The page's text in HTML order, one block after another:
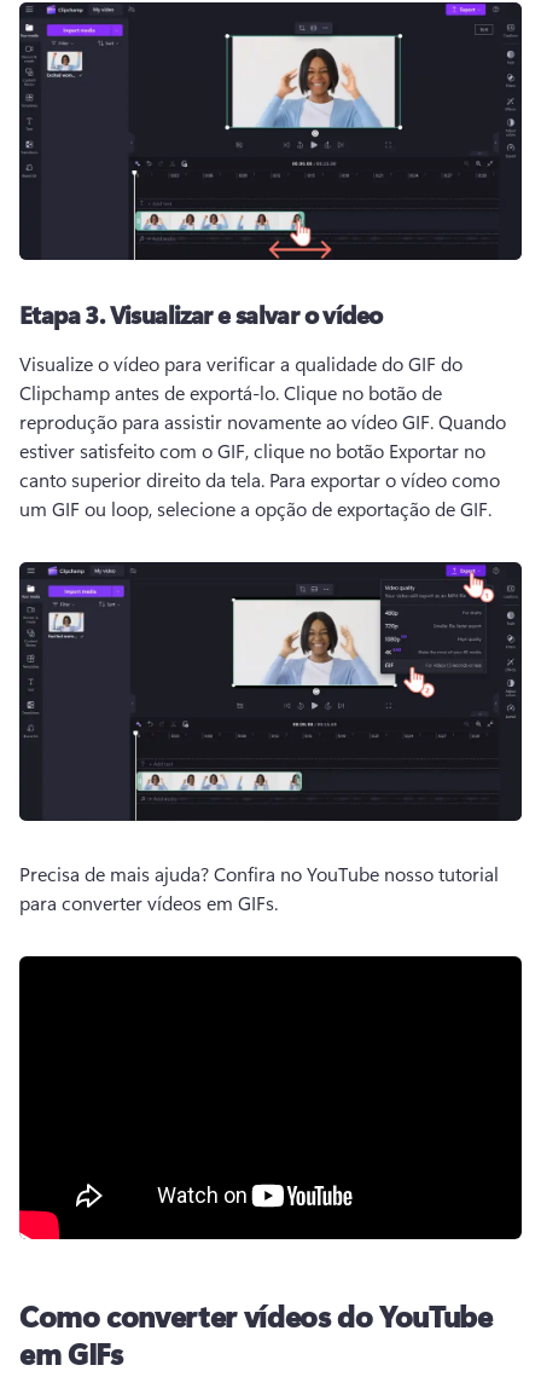
Etapa 3.Visualizar e salvar o vídeo
Visualize o vídeo para verificar a qualidade do GIF do
Clipchamp antes de exportá-lo. Clique no botão de
reprodução para assistir novamente ao vídeo GIF. Quando
estiver satisfeito com o GIF, clique no botão Exportar no
canto superior direito da tela. Para exportar o vídeo como
um GIF ou loop, selecione a opção de exportação de GIF.
Precisa de mais ajuda? Confira no YouTube nosso tutorial
para converter vídeos em GIFs.
Como converter vídeos do YouTube
em GIFs